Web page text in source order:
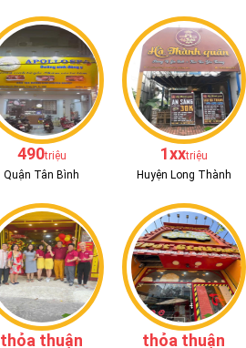
490triệu
Quận Tân Bình
1xxtriệu
Huyện Long Thành
thỏa thuận thỏa thuận